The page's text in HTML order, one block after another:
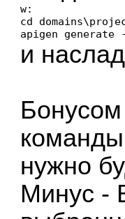
w:
cd
apigen generate
и
нужно
Минус -